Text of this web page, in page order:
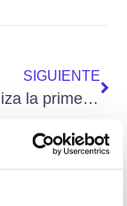
SIGUIENTE
Nokia realiza la primera llamada con sonido espacial 3D en tiempo real